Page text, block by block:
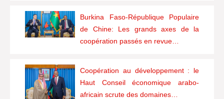
Burkina Faso-République Populaire
de Chine: Les grands axes de la
coopération passés en revue…
Coopération au développement : le
Haut Conseil économique arabo-
africain scrute des domaines…